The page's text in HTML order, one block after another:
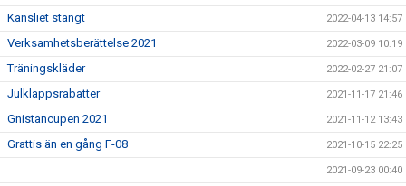
Kansliet stängt 2022-04-13 14:57
Verksamhetsberättelse 2021 2022-03-09 10:19
Träningskläder 2022-02-27 21:07
Julklappsrabatter 2021-11-17 21:46
Gnistancupen 2021 2021-11-12 13:43
Grattis än en gång F-08 2021-10-15 22:25
2021-09-23 00:40